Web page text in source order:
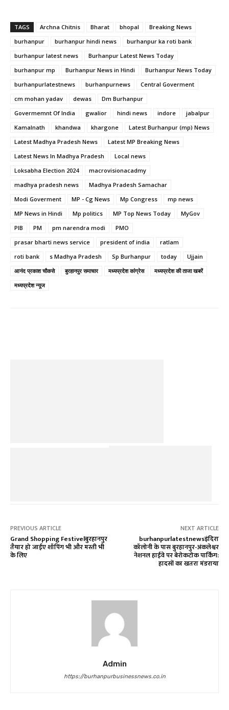
TAGS Archna Chitnis Bharat bhopal
Breaking News
burhanpur
burhanpur hindi news
burhanpur ka roti bank
burhanpur latest news
Burhanpur Latest News Today
burhanpur mp
Burhanpur News in Hindi
Burhanpur News Today
burhanpurlatestnews
burhanpurnews
Central Goverment
cm mohan yadav
dewas
Dm Burhanpur
Govermemnt Of India
gwalior hindi news indore
jabalpur
Kamalnath
khandwa khargone
Latest Burhanpur (mp) News
Latest Madhya Pradesh News
Latest MP Breaking News
Latest News In Madhya Pradesh
Local news
Loksabha Election 2024
macrovisionacadmy
madhya pradesh news
Madhya Pradesh Samachar
Modi Goverment
MP - Cg News Mp Congress
mp news
MP News in Hindi
Mp politics MP Top News Today
MyGov
PIB
PM pm narendra modi
PMO
prasar bharti news service
president of india
ratlam
roti bank
s Madhya Pradesh Sp Burhanpur today
Ujjain
आनंद प्रकाश चौकसे
बुरहानपुर समाचार मध्यप्रदेश कांग्रेस
मध्यप्रदेश की ताजा खबरें
मध्यप्रदेश न्यूज
PREVIOUS ARTICLE
Grand Shopping Festivelबुरहानपुर
तैयार हो जाईए शॉपिंग भी और मस्ती भी
के लिए
NEXT ARTICLE
burhanpurlatestnewsइंदिरा
कॉलोनी के पास बुरहानपुर-अंकलेश्वर
नेशनल हाईवे पर बेरोकटोक पार्किंग:
हादसों का खतरा मंडराया
Admin
https://burhanpurbusinessnews.co.in